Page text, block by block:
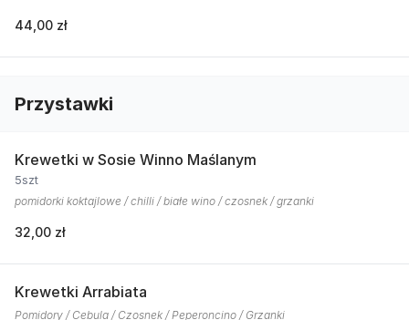
44,00 zł
Przystawki
Krewetki w Sosie Winno Maślanym
5szt
pomidorki koktajlowe / chilli / białe wino / czosnek / grzanki
32,00 zł
Krewetki Arrabiata
Pomidory / Cebula / Czosnek / Peperoncino / Grzanki